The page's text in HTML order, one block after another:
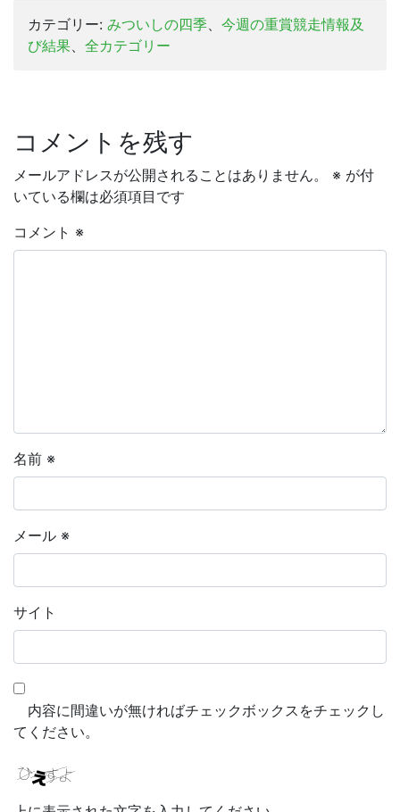
カテゴリー: みついしの四季
今週の重賞競走情報及
び結果
全カテゴリー
コメントを残す
メールアドレスが公開されることはありません。 ※ が付
いている欄は必須項目です
コメント ※
名前 ※
メール ※
サイト
内容に間違いが無ければチェックボックスをチェックし
てください。